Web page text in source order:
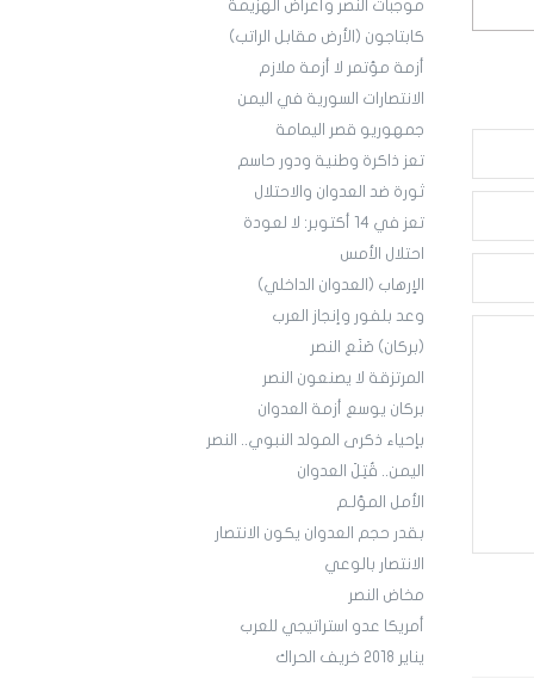
موجبات النصر وأعراض الهزيمة
كابتاجون (الأرض مقابل الراتب)
أزمة مؤتمر لا أزمة ملازم
الانتصارات السورية في اليمن
جمهوريو قصر اليمامة
تعز ذاكرة وطنية ودور حاسم
ثورة ضد العدوان والاحتلال
تعز في 14 أكتوبر: لا لعودة
احتلال الأمس
الإرهاب (العدوان الداخلي)
وعد بلفور وإنجاز العرب
(بركان) صَنَع النصر
المرتزقة لا يصنعون النصر
بركان يوسع أزمة العدوان
بإحياء ذكرى المولد النبوي.. النصر
اليمن.. قُتِلَ العدوان
الأمل المؤلـم
بقدر حجم العدوان يكون الانتصار
الانتصار بالوعي
مخاض النصر
أمريكا عدو استراتيجي للعرب
يناير 2018 خريف الحراك